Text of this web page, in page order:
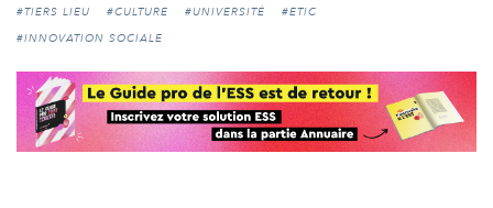
#TIERS LIEU #CULTURE #UNIVERSITÉ
#ETIC
#INNOVATION SOCIALE